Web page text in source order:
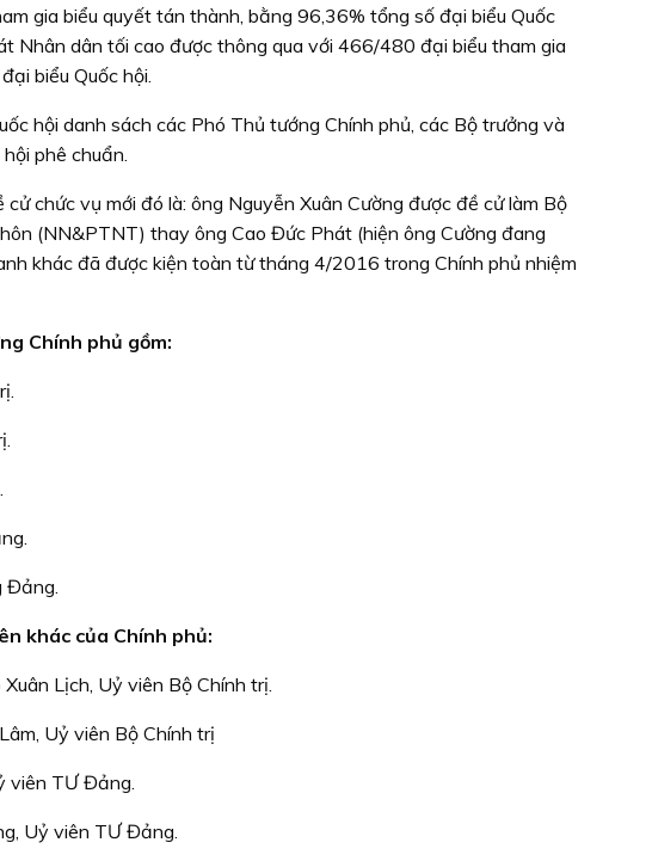
gia biểu quyết tán thành, bằng 96,36% tổng số đại biểu Quốc
Nhân dân tối cao được thông qua với 466/480 đại biểu tham gia
biểu Quốc hội.
hội danh sách các Phó Thủ tướng Chính phủ, các Bộ trưởng và
phê chuẩn.
chức vụ mới đó là: ông Nguyễn Xuân Cường được đề cử làm Bộ
(NN&PTNT) thay ông Cao Đức Phát (hiện ông Cường đang
khác đã được kiện toàn từ tháng 4/2016 trong Chính phủ nhiệm
Chính phủ gồm:
Đảng.
khác của Chính phủ:
Lịch, Uỷ viên Bộ Chính trị.
Uỷ viên Bộ Chính trị
viên TƯ Đảng.
Uỷ viên TƯ Đảng.